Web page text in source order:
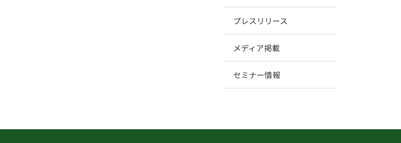
プレスリリース
メディア掲載
セミナー情報